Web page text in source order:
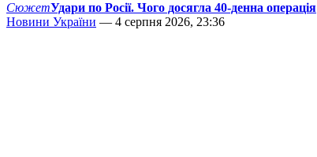
СюжетУдари по Росії. Чого досягла 40-денна операція
Новини України — 4 серпня 2026, 23:36